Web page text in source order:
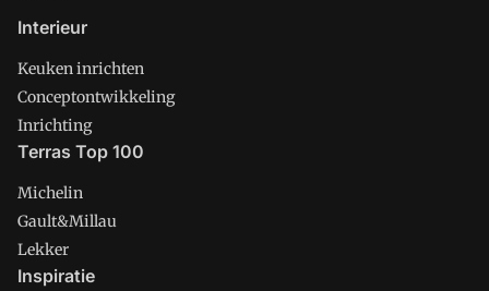
Interieur
Keuken inrichten
Conceptontwikkeling
Inrichting
Terras Top 100
Michelin
Gault&Millau
Lekker
Inspiratie